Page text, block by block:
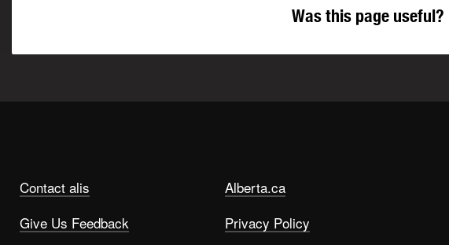
Was this page useful?
Contact alis
Give Us Feedback
Alberta.ca
Privacy Policy